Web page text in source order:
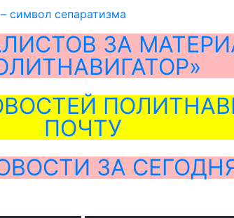
символ сепаратизма
ЗА
ПОЧТУ
ЗА